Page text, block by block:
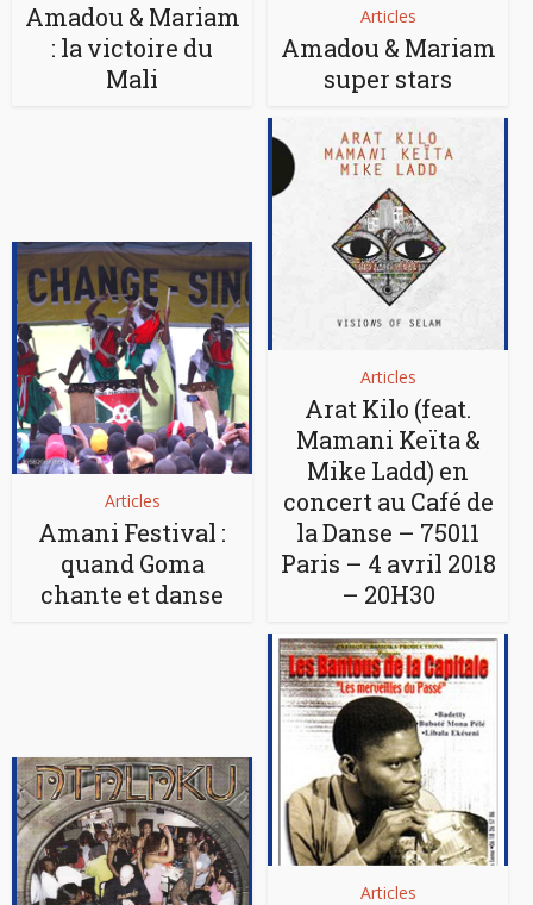
Amadou & Mariam
: la victoire du
Mali
Articles
Amadou & Mariam
super stars
Articles
Amani Festival :
quand Goma
chante et danse
Articles
Arat Kilo (feat.
Mamani Keïta &
Mike Ladd) en
concert au Café de
la Danse – 75011
Paris – 4 avril 2018
– 20H30
Articles